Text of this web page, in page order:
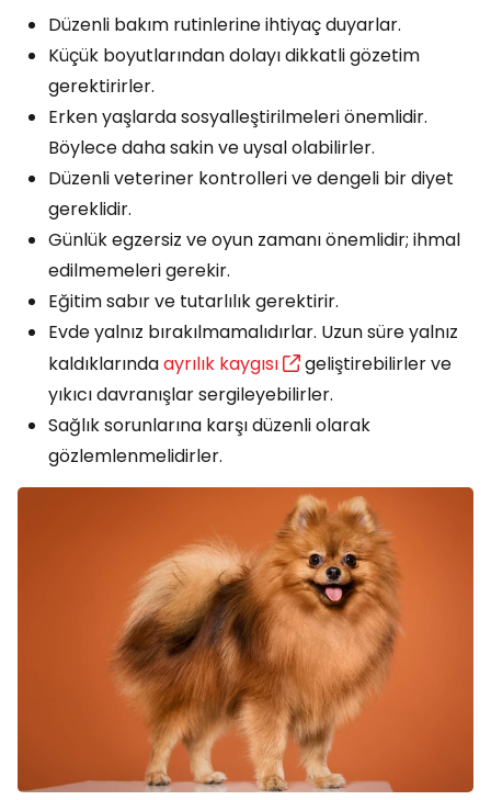
Düzenli bakım rutinlerine ihtiyaç duyarlar.
Küçük boyutlarından dolayı dikkatli gözetim
gerektirirler.
Erken yaşlarda sosyalleştirilmeleri önemlidir.
Böylece daha sakin ve uysal olabilirler.
Düzenli veteriner kontrolleri ve dengeli bir diyet
gereklidir.
Günlük egzersiz ve oyun zamanı önemlidir; ihmal
edilmemeleri gerekir.
Eğitim sabır ve tutarlılık gerektirir.
Evde yalnız bırakılmamalıdırlar. Uzun süre yalnız
kaldıklarındaayrılık kaygısı
geliştirebilirler ve
yıkıcı davranışlar sergileyebilirler.
Sağlık sorunlarına karşı düzenli olarak
gözlemlenmelidirler.